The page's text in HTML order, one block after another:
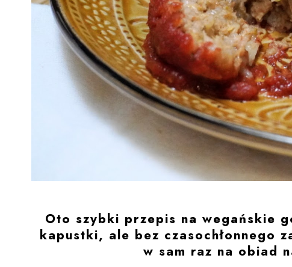
Oto szybki przepis na wegańskie
kapustki, ale bez czasochłonnego
w sam raz na obiad